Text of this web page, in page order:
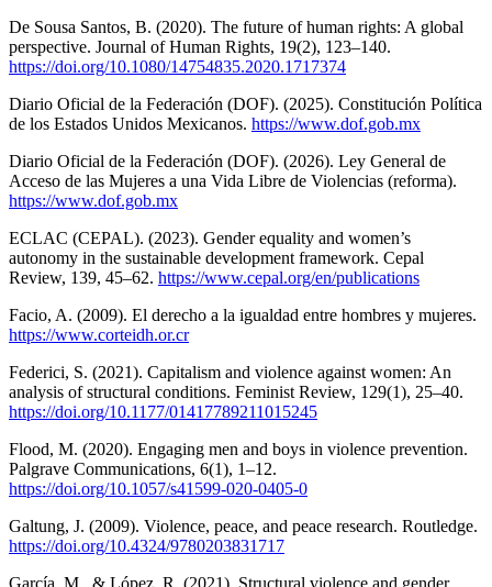
De Sousa Santos, B. (2020). The future of human rights: A global
perspective. Journal of Human Rights, 19(2), 123–140.
https://doi.org/10.1080/14754835.2020.1717374
Diario Oficial de la Federación (DOF). (2025). Constitución Política
de los Estados Unidos Mexicanos. https://www.dof.gob.mx
Diario Oficial de la Federación (DOF). (2026). Ley General de
Acceso de las Mujeres a una Vida Libre de Violencias (reforma).
https://www.dof.gob.mx
ECLAC (CEPAL). (2023). Gender equality and women’s
autonomy in the sustainable development framework. Cepal
Review, 139, 45–62. https://www.cepal.org/en/publications
Facio, A. (2009). El derecho a la igualdad entre hombres y mujeres.
https://www.corteidh.or.cr
Federici, S. (2021). Capitalism and violence against women: An
analysis of structural conditions. Feminist Review, 129(1), 25–40.
https://doi.org/10.1177/01417789211015245
Flood, M. (2020). Engaging men and boys in violence prevention.
Palgrave Communications, 6(1), 1–12.
https://doi.org/10.1057/s41599-020-0405-0
Galtung, J. (2009). Violence, peace, and peace research. Routledge.
https://doi.org/10.4324/9780203831717
García, M., & López, R. (2021). Structural violence and gender